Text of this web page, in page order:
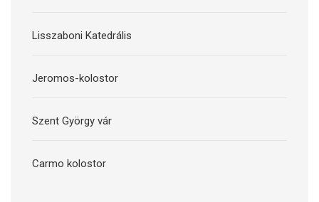
Lisszaboni Katedrális
Jeromos-kolostor
Szent György vár
Carmo kolostor